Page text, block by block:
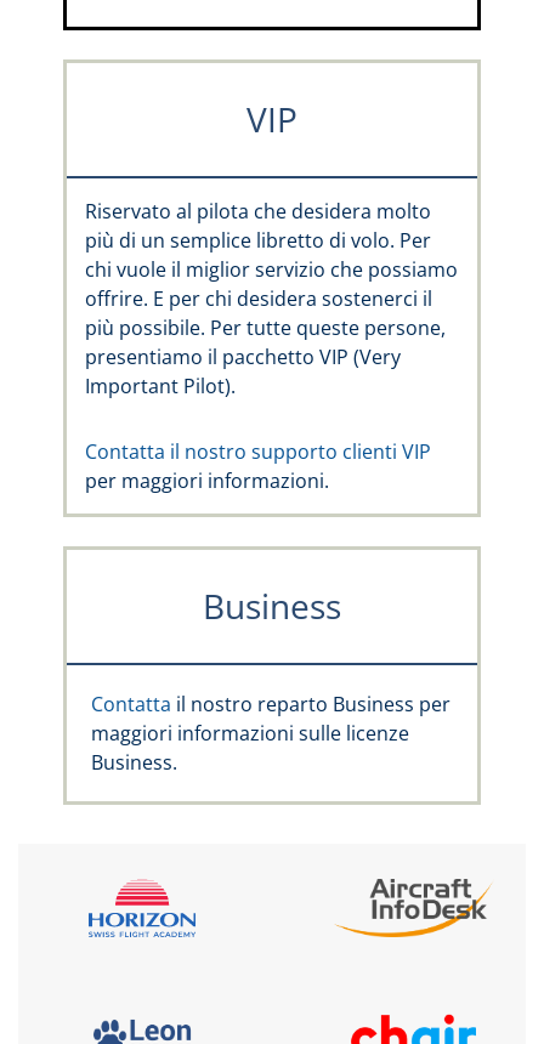
VIP
Riservato al pilota che desidera molto
più di un semplice libretto di volo. Per
chi vuole il miglior servizio che possiamo
offrire. E per chi desidera sostenerci il
più possibile. Per tutte queste persone,
presentiamo il pacchetto VIP (Very
Important Pilot).
Contatta il nostro supporto clienti VIP
per maggiori informazioni.
Business
Contatta il nostro reparto Business per
maggiori informazioni sulle licenze
Business.